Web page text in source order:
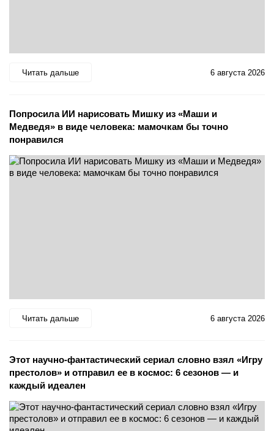
Читать дальше 6 августа 2026
Попросила ИИ нарисовать Мишку из «Маши и
Медведя» в виде человека: мамочкам бы точно
понравился
Читать дальше 6 августа 2026
Этот научно-фантастический сериал словно взял «Игру
престолов» и отправил ее в космос: 6 сезонов — и
каждый идеален